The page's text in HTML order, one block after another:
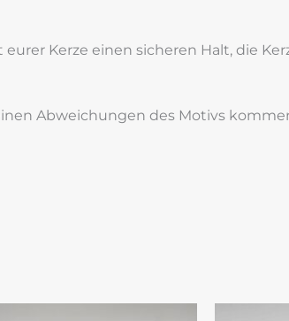
Kerze einen sicheren Halt, die
Abweichungen des Motivs